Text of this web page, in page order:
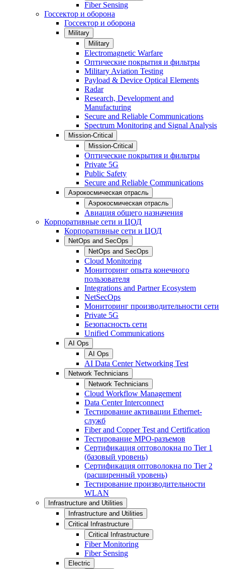
Fiber Sensing
Госсектор и оборона
Госсектор и оборона
Military
Military
Electromagnetic Warfare
Оптические покрытия и фильтры
Military Aviation Testing
Payload & Device Optical Elements
Radar
Research, Development and
Manufacturing
Secure and Reliable Communications
Spectrum Monitoring and Signal Analysis
Mission-Critical
Mission-Critical
Оптические покрытия и фильтры
Private 5G
Public Safety
Secure and Reliable Communications
Аэрокосмическая отрасль
Аэрокосмическая отрасль
Авиация общего назначения
Корпоративные сети и ЦОД
Корпоративные сети и ЦОД
NetOps and SecOps
NetOps and SecOps
Cloud Monitoring
Мониторинг опыта конечного
пользователя
Integrations and Partner Ecosystem
NetSecOps
Мониторинг производительности сети
Private 5G
Безопасность сети
Unified Communications
AI Ops
AI Ops
AI Data Center Networking Test
Network Technicians
Network Technicians
Cloud Workflow Management
Data Center Interconnect
Тестирование активации Ethernet-
служб
Fiber and Copper Test and Certification
Тестирование МРО-разъемов
Сертификация оптоволокна по Tier 1
(базовый уровень)
Сертификация оптоволокна по Tier 2
(расширенный уровень)
Тестирование производительности
WLAN
Infrastructure and Utilities
Infrastructure and Utilities
Critical Infrastructure
Critical Infrastructure
Fiber Monitoring
Fiber Sensing
Electric